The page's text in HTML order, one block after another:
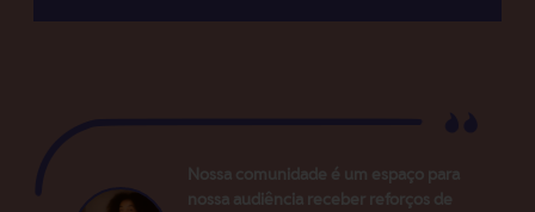
Nossa comunidade é um espaço para
nossa audiência receber reforços de